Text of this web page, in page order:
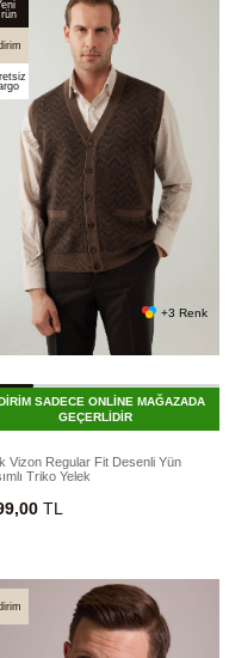
+3 Renk
SADECE ONLİNE MAĞAZADA
GEÇERLİDİR
Vizon Regular Fit Desenli Yün
Triko Yelek
TL